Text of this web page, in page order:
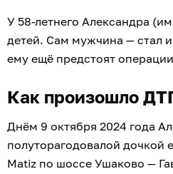
У 58-летнего Александра
детей. Сам мужчина — стал
ему ещё предстоят
Как произошло
Днём 9 октября 2024 года
полуторагодовалой дочкой
Matiz по шоссе Ушаково —